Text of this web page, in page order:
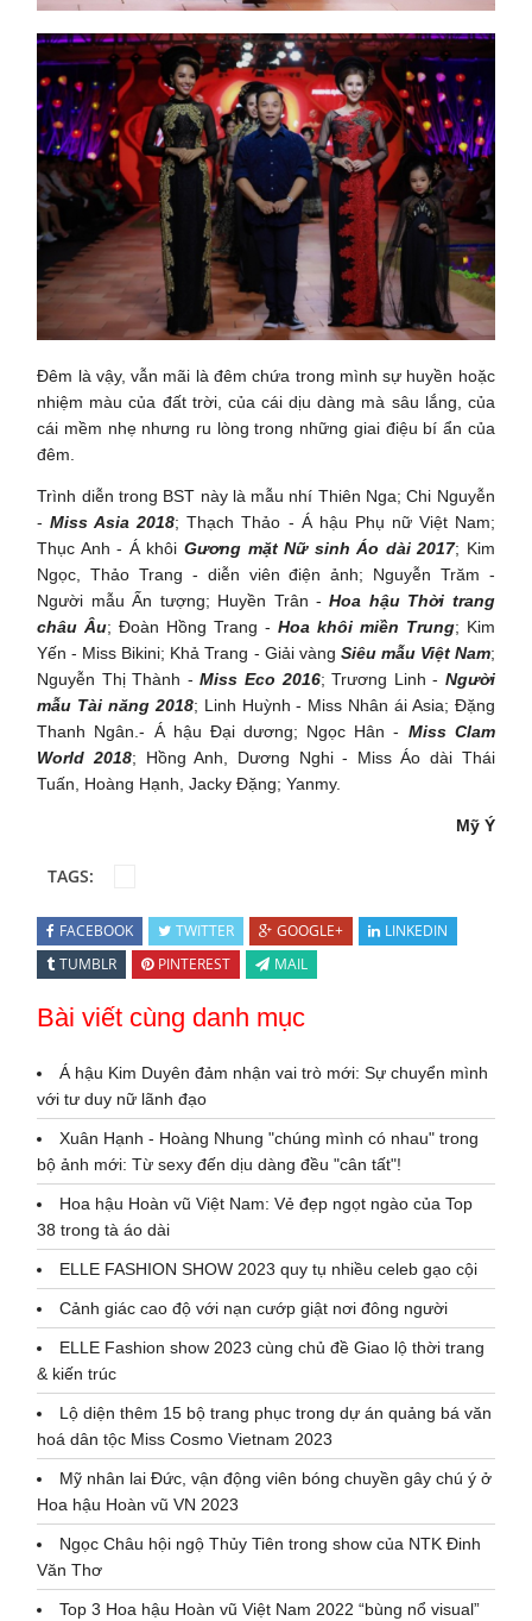
Đêm là vậy, vẫn mãi là đêm chứa trong mình sự huyền hoặc
nhiệm màu của đất trời, của cái dịu dàng mà sâu lắng, của
cái mềm nhẹ nhưng ru lòng trong những giai điệu bí ẩn của
đêm.
Trình diễn trong BST này là mẫu nhí Thiên Nga; Chi Nguyễn
- Miss Asia 2018; Thạch Thảo - Á hậu Phụ nữ Việt Nam;
Thục Anh - Á khôi Gương mặt Nữ sinh Áo dài 2017; Kim
Ngọc, Thảo Trang - diễn viên điện ảnh; Nguyễn Trăm -
Người mẫu Ấn tượng; Huyền Trân -Hoa hậu Thời trang
châu Âu; Đoàn Hồng Trang - Hoa khôi miền Trung; Kim
Yến - Miss Bikini; Khả Trang - Giải vàng Siêu mẫu Việt Nam;
Nguyễn Thị Thành -Miss Eco 2016; Trương Linh - Người
mẫu Tài năng 2018; Linh Huỳnh - Miss Nhân ái Asia; Đặng
Thanh Ngân.- Á hậu Đại dương; Ngọc Hân - Miss Clam
World 2018; Hồng Anh, Dương Nghi - Miss Áo dài Thái
Tuấn, Hoàng Hạnh, Jacky Đặng; Yanmy.
Mỹ Ý
TAGS:
FACEBOOK TWITTER GOOGLE+
LINKEDIN
TUMBLR
PINTEREST MAIL
Bài viết cùng danh mục
Á hậu Kim Duyên đảm nhận vai trò mới: Sự chuyển mình
với tư duy nữ lãnh đạo
Xuân Hạnh - Hoàng Nhung "chúng mình có nhau" trong
bộ ảnh mới: Từ sexy đến dịu dàng đều "cân tất"!
Hoa hậu Hoàn vũ Việt Nam: Vẻ đẹp ngọt ngào của Top
38 trong tà áo dài
ELLE FASHION SHOW 2023 quy tụ nhiều celeb gạo cội
Cảnh giác cao độ với nạn cướp giật nơi đông người
ELLE Fashion show 2023 cùng chủ đề Giao lộ thời trang
& kiến trúc
Lộ diện thêm 15 bộ trang phục trong dự án quảng bá văn
hoá dân tộc Miss Cosmo Vietnam 2023
Mỹ nhân lai Đức, vận động viên bóng chuyền gây chú ý ở
Hoa hậu Hoàn vũ VN 2023
Ngọc Châu hội ngộ Thủy Tiên trong show của NTK Đinh
Văn Thơ
Top 3 Hoa hậu Hoàn vũ Việt Nam 2022 “bùng nổ visual”